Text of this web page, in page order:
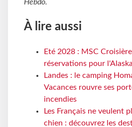
Hebdo.
À lire aussi
Eté 2028 : MSC
réservations pour l'Alaska
Landes : le camping
Vacances rouvre ses
incendies
Les Français ne veulent
chien : découvrez les